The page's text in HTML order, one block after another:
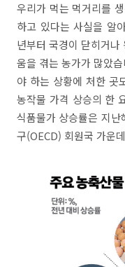
우리가 먹는 먹거리를
하고 있다는 사실을 알
년부터 국경이 닫히거나
움을 겪는 농가가 많았
야 하는 상황에 처한 곳
농작물 가격 상승의 한
식품물가 상승률은 지
구(OECD) 회원국 가운